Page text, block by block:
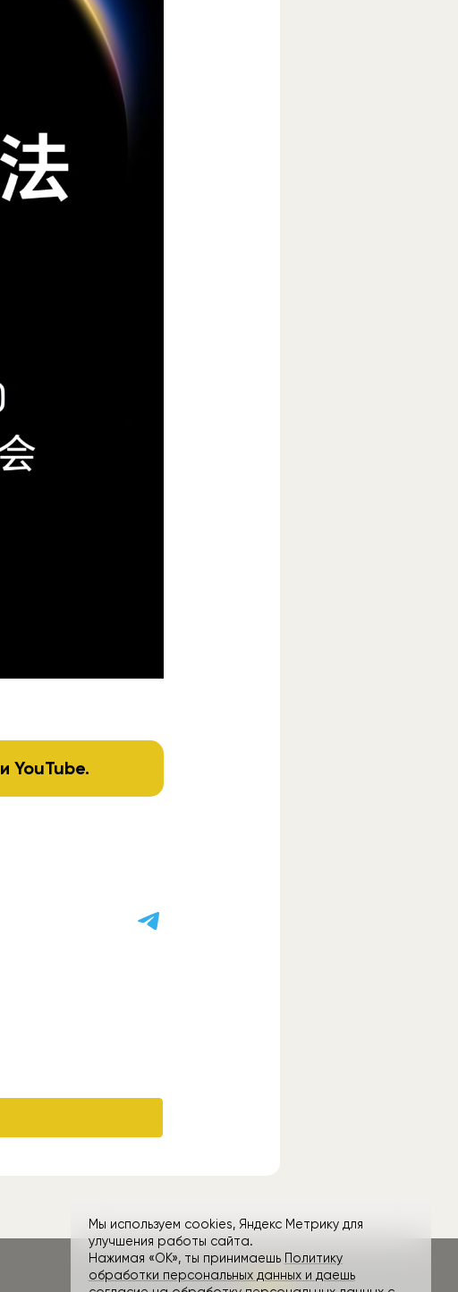
иYouTube.
Мы используем cookies, Яндекс Метрику для
улучшения работы сайта.
Нажимая «ОК», ты принимаешь Политику
обработки персональных данных и даешь